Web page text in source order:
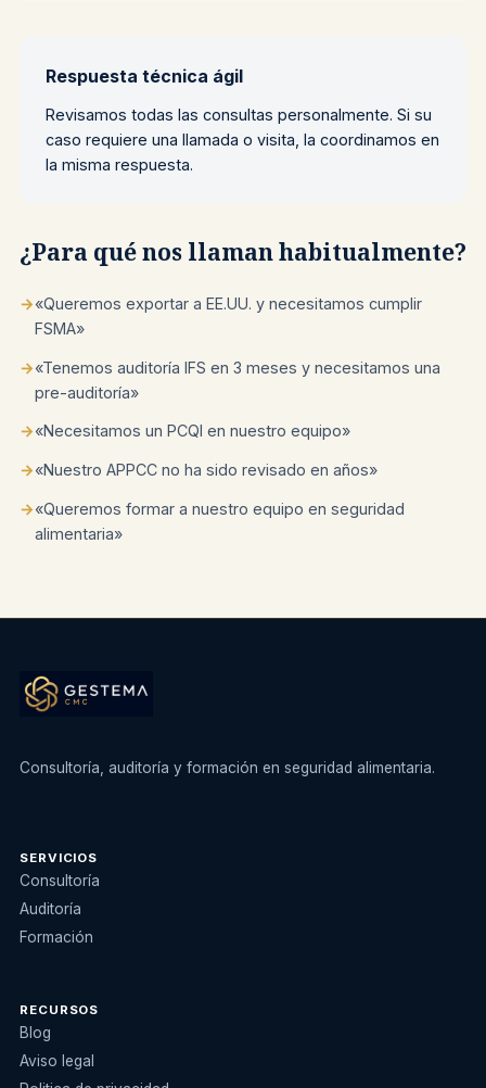
Respuesta técnica ágil
Revisamos todas las consultas personalmente. Si su
caso requiere una llamada o visita, la coordinamos en
la misma respuesta.
¿Para qué nos llaman habitualmente?
→«Queremos exportar a EE.UU. y necesitamos cumplir
FSMA»
→«Tenemos auditoría IFS en 3 meses y necesitamos una
pre-auditoría»
→«Necesitamos un PCQI en nuestro equipo»
→«Nuestro APPCC no ha sido revisado en años»
→«Queremos formar a nuestro equipo en seguridad
alimentaria»
Consultoría, auditoría y formación en seguridad alimentaria.
SERVICIOS
Consultoría
Auditoría
Formación
RECURSOS
Blog
Aviso legal